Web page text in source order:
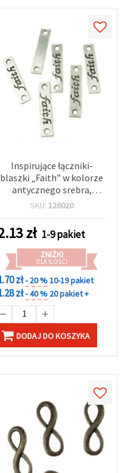
Inspirujące łączniki-
blaszki „Faith” w kolorze
antycznego srebra,
25×6×1 mm, otwory 2
idealne do DIY
naszyjników
i biżuterii o tematyce
duchowej
SKU: 126020
zł 1-9 pakiet
ZNIŻKI
DLA ILOŚCI
zł- 20 %10-19 pakiet
zł- 40 % 20 pakiet +
DODAJ DO KOSZYKA